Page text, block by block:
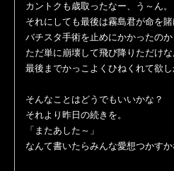
カントクも歳取ったなー、う～ん。
それにしても最後は霧島君が命を
バチスタ手術を止めにかかったの
ただ単に崩壊して飛び降りただけな
最後までかっこよくひねくれて欲し
そんなことはどうでもいいかな？
それより昨日の続きを。
「またあした～」
なんて書いたらみんな愛想つかすか